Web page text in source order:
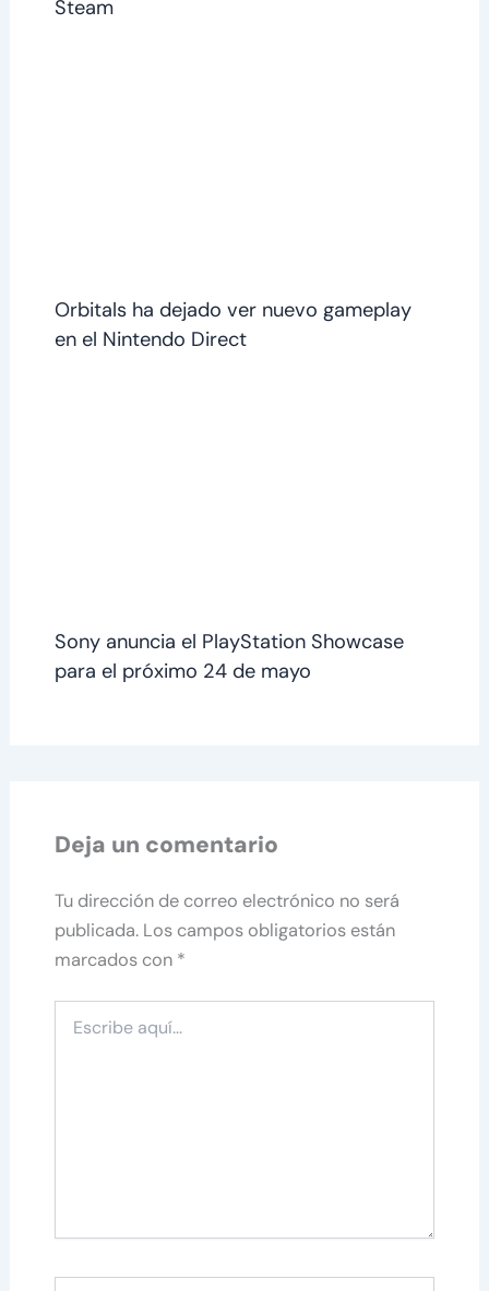
Steam
Orbitals ha dejado ver nuevo gameplay
en el Nintendo Direct
Sony anuncia el PlayStation Showcase
para el próximo 24 de mayo
Deja un comentario
Tu dirección de correo electrónico no será
publicada. Los campos obligatorios están
marcados con *
aquí...